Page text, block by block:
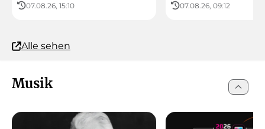
07.08.26, 15:10 07.08.26, 09:12
Alle sehen
Musik